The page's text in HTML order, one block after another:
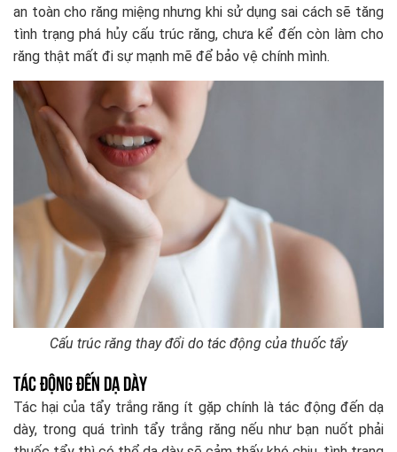
an toàn cho răng miệng nhưng khi sử dụng sai cách sẽ tăng
tình trạng phá hủy cấu trúc răng, chưa kể đến còn làm cho
răng thật mất đi sự mạnh mẽ để bảo vệ chính mình.
Cấu trúc răng thay đổi do tác động của thuốc tẩy
Tác động đến dạ dày
Tác hại của tẩy trắng răng ít gặp chính là tác động đến dạ
dày, trong quá trình tẩy trắng răng nếu như bạn nuốt phải